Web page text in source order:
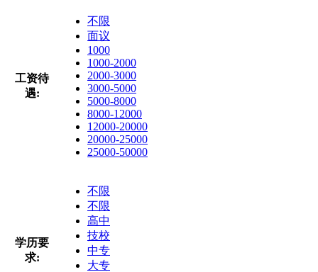
工资待
遇:
不限
面议
1000
1000-2000
2000-3000
3000-5000
5000-8000
8000-12000
12000-20000
20000-25000
25000-50000
学历要
求:
不限
不限
高中
技校
中专
大专